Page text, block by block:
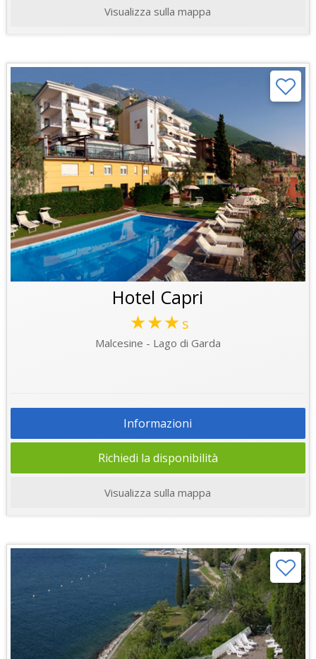
Visualizza sulla mappa
Hotel Capri
★★★s
Malcesine - Lago di Garda
Informazioni
Richiedi la disponibilità
Visualizza sulla mappa